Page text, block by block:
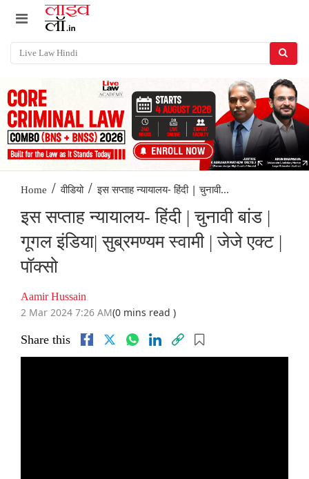
Home / वीडियो / इस सप्ताह न्यायालय- हिंदी | चुनावी...
इस सप्ताह न्यायालय- हिंदी | चुनावी बांड |
गूगल इंडिया| सुब्रमण्यम स्वामी | जेजे एक्ट |
पॉक्सो
Aamir Hussain
2 Mar 2024 7:26 AM(0 mins read )
Share this